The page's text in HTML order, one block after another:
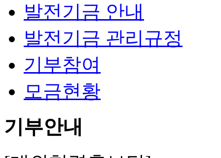
발전기금 안내
발전기금 관리규정
기부참여
모금현황
기부안내